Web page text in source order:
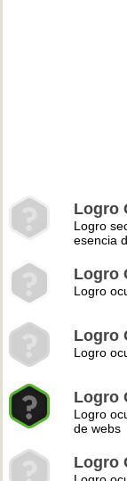
Logro
Logro
esencia
Logro
Logro
Logro
Logro
Logro
Logro
de webs
Logro